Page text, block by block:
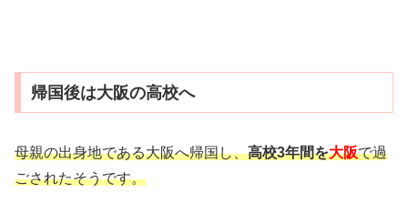
帰国後は大阪の高校へ
母親の出身地である大阪へ帰国し、高校3年間を大阪で過
ごされたそうです。